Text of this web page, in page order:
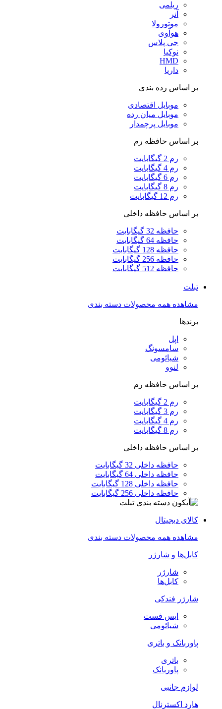
ریلمی
آنر
موتورولا
هوآوی
جی پلاس
نوکیا
HMD
داریا
بر اساس رده بندی
موبایل اقتصادی
موبایل میان رده
موبایل پرچمدار
بر اساس حافظه رم
رم 2 گیگابایت
رم 4 گیگابایت
رم 6 گیگابایت
رم 8 گیگابایت
رم 12 گیگابایت
بر اساس حافظه داخلی
حافظه 32 گیگابایت
حافظه 64 گیگابایت
حافظه 128 گیگابایت
حافظه 256 گیگابایت
حافظه 512 گیگابایت
تبلت
مشاهده همه محصولات دسته بندی
برندها
اپل
سامسونگ
شیائومی
لنوو
بر اساس حافظه رم
رم 2 گیگابایت
رم 3 گیگابایت
رم 4 گیگابایت
رم 8 گیگابایت
بر اساس حافظه داخلی
حافظه داخلی 32 گیگابایت
حافظه داخلی 64 گیگابایت
حافظه داخلی 128 گیگابایت
حافظه داخلی 256 گیگابایت
کالای دیجیتال
مشاهده همه محصولات دسته بندی
کابل‌ها و شارژر
شارژر
کابل‌ها
شارژر فندکی
ایس فست
شیائومی
پاوربانک و باتری
باتری
پاوربانک
لوازم جانبی
هارد اکسترنال